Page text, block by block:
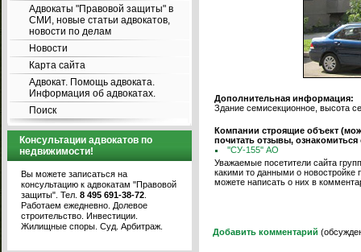
Адвокаты "Правовой защиты" в
СМИ, новые статьи адвокатов,
новости по делам
Новости
Карта сайта
Адвокат. Помощь адвоката.
Информация об адвокатах.
Поиск
Консультации адвокатов по
недвижимости!
Вы можете записаться на
консультацию к адвокатам "Правовой
защиты". Тел. 8 495 691-38-72
Работаем ежедневно. Долевое
строительство. Инвестиции.
Жилищные споры. Суд. Арбитраж.
Дополнительная информация:
Здание семисекционное, высота
Компании строящие объект
почитать отзывы,
''СУ-155'' АО
Уважаемые посетители сайта
какими то данными о новостройке
можете написать о них в
Добавить комментарий